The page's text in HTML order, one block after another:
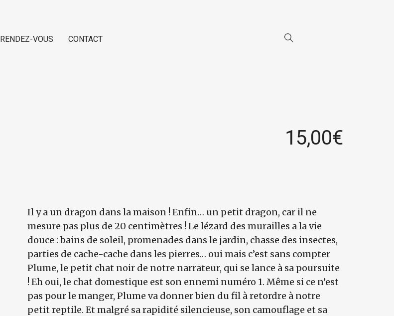
RENDEZ-VOUS CONTACT
15,00€
Il y a un dragon dans la maison ! Enfin… un petit dragon, car il ne
mesure pas plus de 20 centimètres ! Le lézard des murailles a la vie
douce : bains de soleil, promenades dans le jardin, chasse des insectes,
parties de cache-cache dans les pierres… oui mais c’est sans compter
Plume, le petit chat noir de notre narrateur, qui se lance à sa poursuite
! Eh oui, le chat domestique est son ennemi numéro 1. Même si ce n’est
pas pour le manger, Plume va donner bien du fil à retordre à notre
petit reptile. Et malgré sa rapidité silencieuse, son camouflage et sa